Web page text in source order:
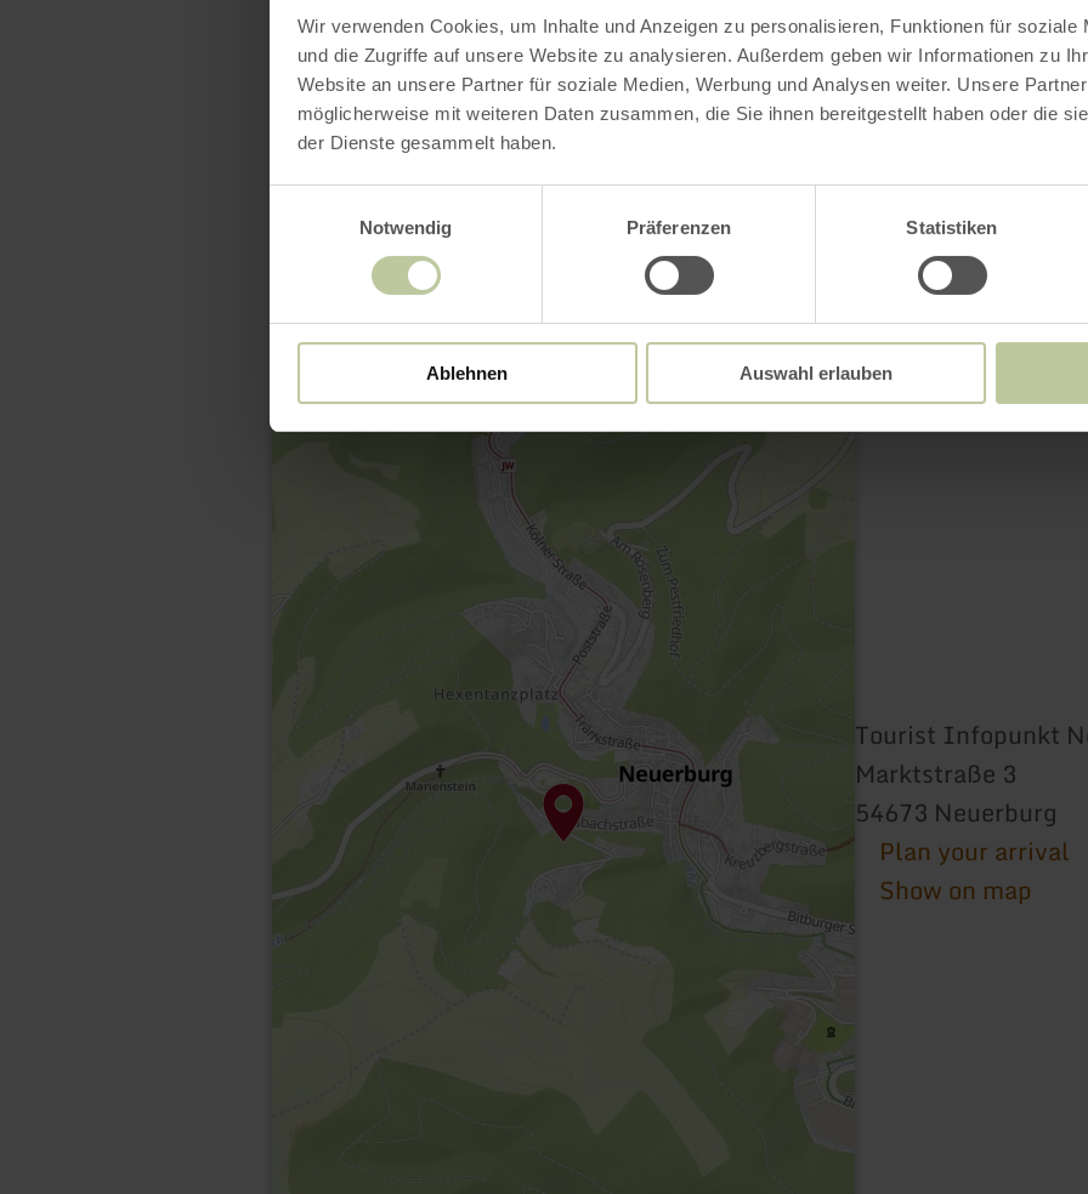
Wir verwenden Cookies, um Inhalte und Anzeigen zu personalisieren, Funktionen für soziale
und die Zugriffe auf unsere Website zu analysieren. Außerdem geben wir Informationen zu
Website an unsere Partner für soziale Medien, Werbung und Analysen weiter. Unsere
möglicherweise mit weiteren Daten zusammen, die Sie ihnen bereitgestellt haben oder die
der Dienste gesammelt haben.
Notwendig
Präferenzen Statistiken
Ablehnen Auswahl erlauben
Contact
Tourist Infopunkt
Marktstraße 3
54673 Neuerburg
Plan your arrival
Show on map